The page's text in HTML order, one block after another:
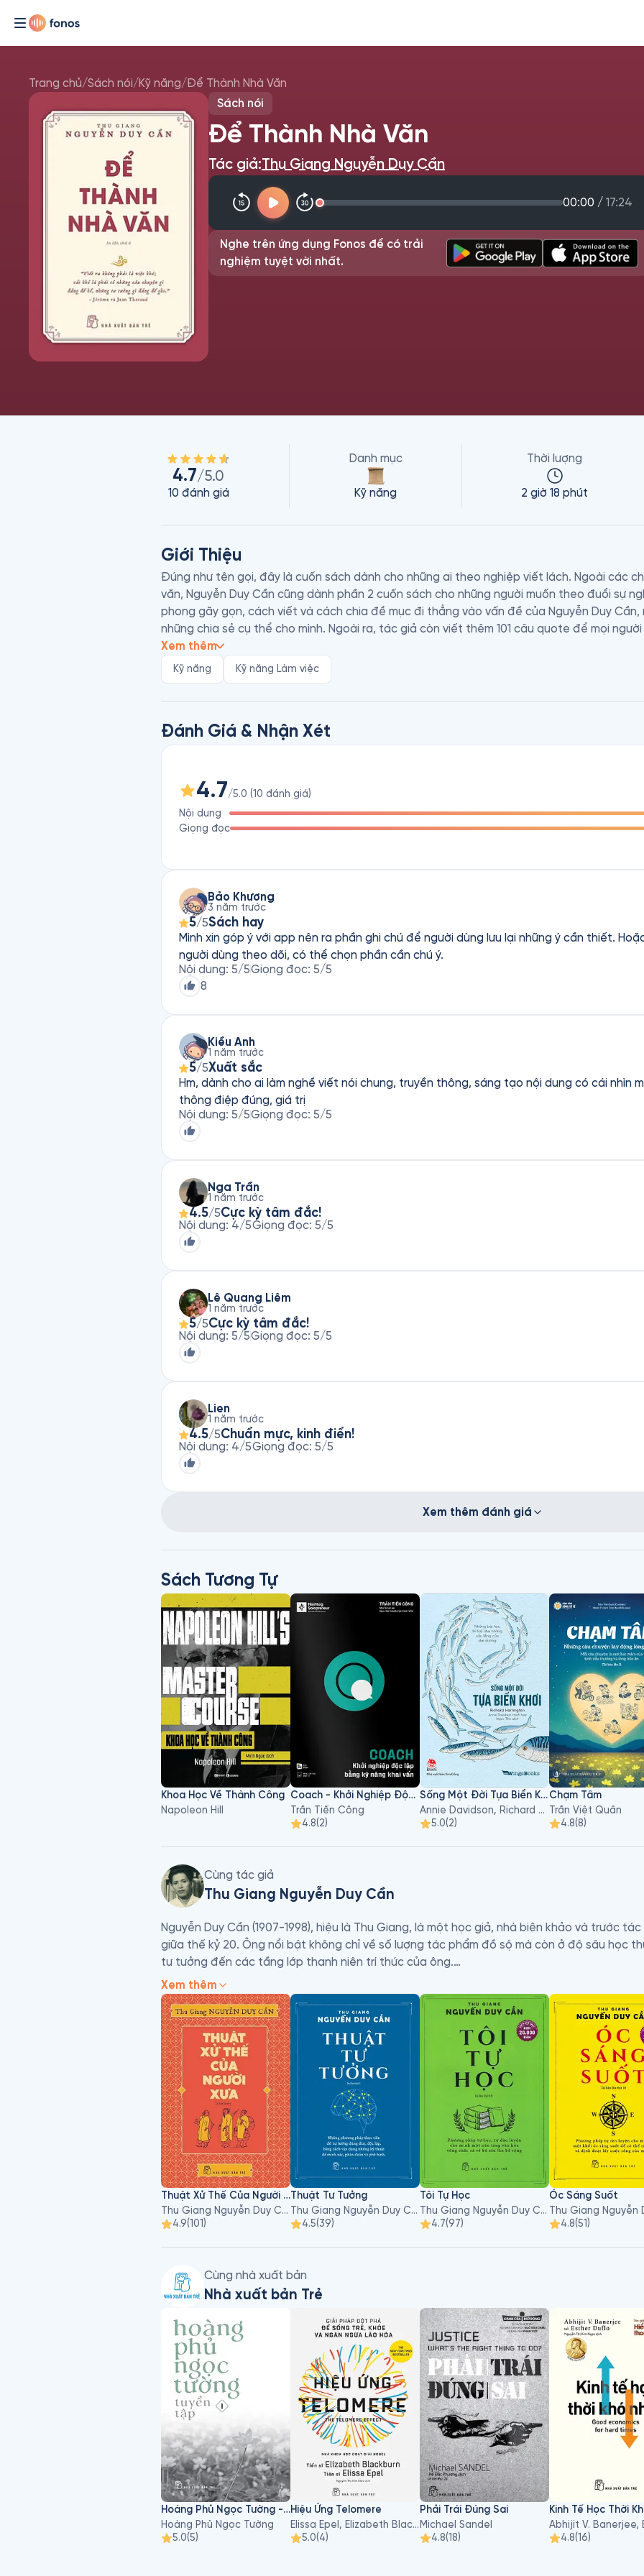
Trang chủ/Sách nói/Kỹ năng/Để Thành Nhà Văn
Sách nói
Để Thành Nhà Văn
Tác giả:Thu Giang Nguyễn Duy Cần
00:00 / 17:24
Nghe trên ứng dụng Fonos để có trải
nghiệm tuyệt vời nhất.
4.7/5.0
10 đánh giá
Danh mục
Kỹ năng
Thời lượng
2 giờ 18 phút
Giới Thiệu
Đúng như tên gọi, đây là cuốn sách dành cho những ai theo nghiệp viết lách. Ngoài các
văn, Nguyễn Duy Cần cũng dành phần 2 cuốn sách cho những người muốn theo đuổi sự
phong gãy gọn, cách viết và cách chia đề mục đi thẳng vào vấn đề của Nguyễn Duy
những chia sẻ cụ thể cho mình. Ngoài ra, tác giả còn viết thêm 101 câu quote để mọi
"Viết ra không phải là việc khó, cái khó là phải có những câu chuyện gì đáng kể để kể,
ghi". Để Thành Nhà Văn là cuốn sách hướng dẫn người đọc cách trở thành nhà văn, không
xứng đáng với tên gọi của nó.
Xem thêm
Kỹ năng Kỹ năng Làm việc
Đánh Giá & Nhận Xét
4.7/5.0 (10 đánh giá)
Nội dung
Giọng đọc
Bảo Khương
3 năm trước
5/5Sách hay
Mình xin góp ý với app nên ra phần ghi chú để người dùng lưu lại những ý cần thiết.
người dùng theo dõi, có thể chọn phần cần chú ý.
Nội dung: 5/5Giọng đọc: 5/5
8
Kiều Anh
1 năm trước
5/5Xuất sắc
Hm, dành cho ai làm nghề viết nói chung, truyền thông, sáng tạo nội dung có cái nhìn
thông điệp đúng, giá trị
Nội dung: 5/5Giọng đọc: 5/5
Nga Trần
1 năm trước
4.5/5Cực kỳ tâm đắc!
Nội dung: 4/5Giọng đọc: 5/5
Lê Quang Liêm
1 năm trước
5/5Cực kỳ tâm đắc!
Nội dung: 5/5Giọng đọc: 5/5
Lien
1 năm trước
4.5/5Chuẩn mực, kinh điển!
Nội dung: 4/5Giọng đọc: 5/5
Xem thêm đánh giá
Sách Tương Tự
Khoa Học Về Thành Công
Napoleon Hill
Coach - Khởi Nghiệp Độc Lập Bằng Kỹ Năng Khai Vấn
Trần Tiến Công
4.8(2)
Sống Một Đời Tựa Biển Khơi
Annie Davidson, Richard Harrington
5.0(2)
Chạm Tâm
Trần Việt Quân
4.8(8)
Cùng tác giả
Thu Giang Nguyễn Duy Cần
Nguyễn Duy Cần (1907-1998), hiệu là Thu Giang, là một học giả, nhà biên khảo và trước
giữa thế kỷ 20. Ông nổi bật không chỉ về số lượng tác phẩm đồ sộ mà còn ở độ sâu học
tư tưởng đến các tầng lớp thanh niên trí thức của ông.
Ông làm nghề viết sách, dạy học, lương y, nghiên cứu Đạo học, Kinh Dịch, với các bút danh
Bảo Quang Tử…
Sinh thời, ông viết khá nhiều sách, chủ yếu là sách biên khảo, nghệ thuật sống (thời đó gọi
Đạo học phương Đông. Các tác phẩm của ông được viết ra không phải với mục đích "sống
một tác phẩm ra đời nó phải từ một đòi hỏi bức thiết của cuộc sống, nó đang thiếu thốn,
đáng tiếc là có nhiều tác phẩm của ông chưa được công bố, bị thất lạc hoặc chưa được
tác phẩm đã xuất bản của ông thường được tái bản nhiều lần và luôn được các thế hệ
Xem thêm
Thuật Xử Thế Của Người Xưa
Thu Giang Nguyễn Duy Cần
4.9(101)
Thuật Tư Tưởng
Thu Giang Nguyễn Duy Cần
4.5(39)
Tôi Tự Học
Thu Giang Nguyễn Duy Cần
4.7(97)
Óc Sáng Suốt
4.8(51)
Cùng nhà xuất bản
Nhà xuất bản Trẻ
Hoàng Phủ Ngọc Tường - Tập 1
Hoàng Phủ Ngọc Tường
5.0(5)
Hiệu Ứng Telomere
Elissa Epel, Elizabeth Blackburn
5.0(4)
Phải Trái Đúng Sai
Michael Sandel
4.8(18)
Kinh Tế Học Thời
4.8(16)